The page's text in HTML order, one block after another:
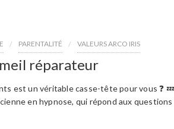
PARENTALITÉ VALEURS ARCO IRIS
réparateur
est un véritable casse-tête pour vous ❓
en hypnose, qui répond aux